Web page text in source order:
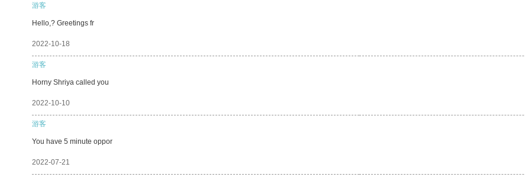
游客
Hello,? Greetings fr
2022-10-18
游客
Horny Shriya called you
2022-10-10
游客
You have 5 minute oppor
2022-07-21